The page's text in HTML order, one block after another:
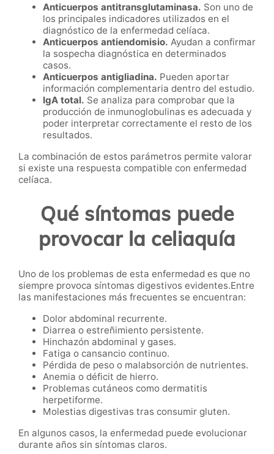
Anticuerpos antitransglutaminasa. Son uno de
los principales indicadores utilizados en el
diagnóstico de la enfermedad celíaca.
Anticuerpos antiendomisio. Ayudan a confirmar
la sospecha diagnóstica en determinados
casos.
Anticuerpos antigliadina. Pueden aportar
información complementaria dentro del estudio.
IgA total. Se analiza para comprobar que la
producción de inmunoglobulinas es adecuada y
poder interpretar correctamente el resto de los
resultados.
La combinación de estos parámetros permite valorar
si existe una respuesta compatible con enfermedad
celíaca.
Qué síntomas puede
provocar la celiaquía
Uno de los problemas de esta enfermedad es que no
siempre provoca síntomas digestivos evidentes.Entre
las manifestaciones más frecuentes se encuentran:
Dolor abdominal recurrente.
Diarrea o estreñimiento persistente.
Hinchazón abdominal y gases.
Fatiga o cansancio continuo.
Pérdida de peso o malabsorción de nutrientes.
Anemia o déficit de hierro.
Problemas cutáneos como dermatitis
herpetiforme.
Molestias digestivas tras consumir gluten.
En algunos casos, la enfermedad puede evolucionar
durante años sin síntomas claros.